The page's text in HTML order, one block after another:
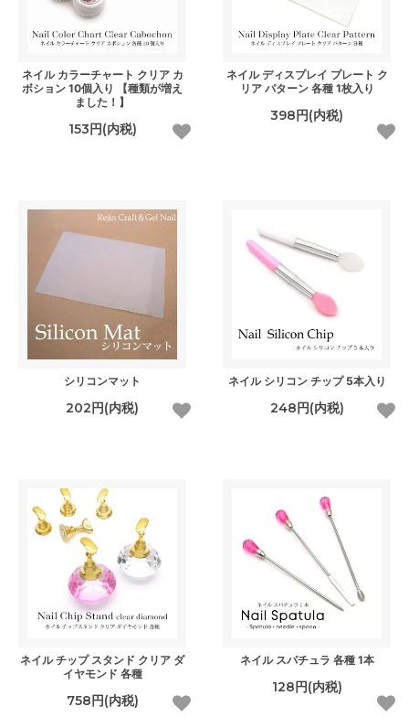
ネイル カラーチャート クリア カ
ボション 10個入り 【種類が増え
ました！】
153円(内税)
ネイル ディスプレイ プレート ク
リア パターン 各種 1枚入り
398円(内税)
シリコンマット
202円(内税)
ネイル シリコン チップ 5本入り
248円(内税)
ネイル チップ スタンド クリア ダ
イヤモンド 各種
758円(内税)
ネイル スパチュラ 各種 1本
128円(内税)